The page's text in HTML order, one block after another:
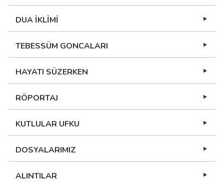
DUA İKLİMİ
TEBESSÜM GONCALARI
HAYATI SÜZERKEN
RÖPORTAJ
KUTLULAR UFKU
DOSYALARIMIZ
ALINTILAR